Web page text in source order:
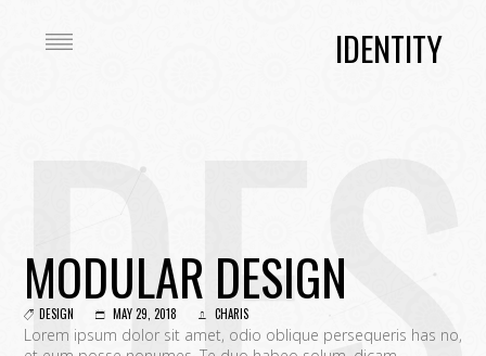
IDENTITY
MODULAR DESIGN
DESIGN MAY 29, 2018 CHARIS
Lorem ipsum dolor sit amet, odio oblique persequeris has no,